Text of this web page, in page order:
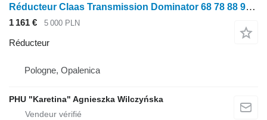
Réducteur Claas Transmission Dominator 68 78 88 98 118 Mega 202 204 208 218 pour moissonneuse-batteuse Claas Dominator 68 78 88 98 118 Mega 202 204 208 218
1 161 € 5 000 PLN
Réducteur
Pologne, Opalenica
PHU "Karetina" Agnieszka Wilczyńska